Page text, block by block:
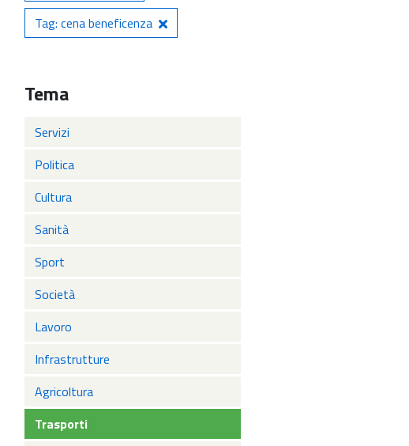
Tag: cena beneficenza
Tema
Servizi
Politica
Cultura
Sanità
Sport
Società
Lavoro
Infrastrutture
Agricoltura
Trasporti